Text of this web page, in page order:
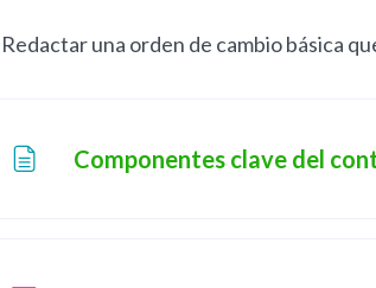
Redactar una orden de cambio básica
Componentes clave del